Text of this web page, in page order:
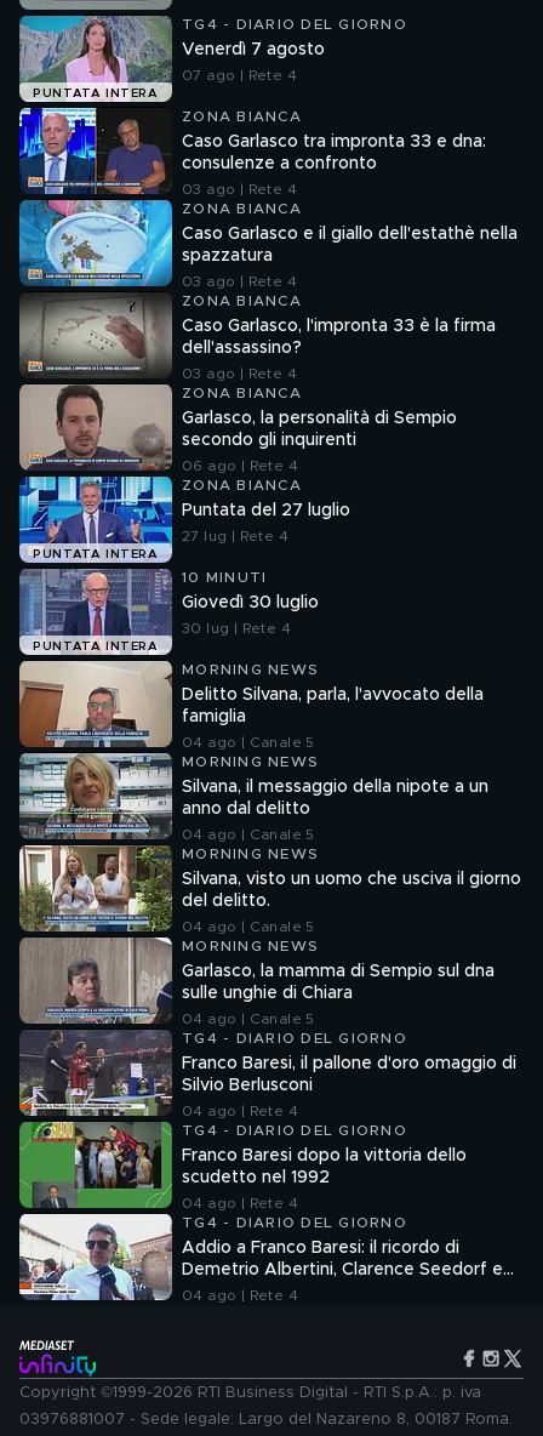
PUNTATA INTERA
TG4 - DIARIO DEL GIORNO
Venerdì 7 agosto
07 ago | Rete 4
ZONA BIANCA
Caso Garlasco tra impronta 33 e dna:
consulenze a confronto
03 ago | Rete 4
ZONA BIANCA
Caso Garlasco e il giallo dell'estathè nella
spazzatura
03 ago | Rete 4
ZONA BIANCA
Caso Garlasco, l'impronta 33 è la firma
dell'assassino?
03 ago | Rete 4
ZONA BIANCA
Garlasco, la personalità di Sempio
secondo gli inquirenti
06 ago | Rete 4
PUNTATA INTERA
ZONA BIANCA
Puntata del 27 luglio
27 lug | Rete 4
PUNTATA INTERA
10 MINUTI
Giovedì 30 luglio
30 lug | Rete 4
MORNING NEWS
Delitto Silvana, parla, l'avvocato della
famiglia
04 ago | Canale 5
MORNING NEWS
Silvana, il messaggio della nipote a un
anno dal delitto
04 ago | Canale 5
MORNING NEWS
Silvana, visto un uomo che usciva il giorno
del delitto.
04 ago | Canale 5
MORNING NEWS
Garlasco, la mamma di Sempio sul dna
sulle unghie di Chiara
04 ago | Canale 5
TG4 - DIARIO DEL GIORNO
Franco Baresi, il pallone d'oro omaggio di
Silvio Berlusconi
04 ago | Rete 4
TG4 - DIARIO DEL GIORNO
Franco Baresi dopo la vittoria dello
scudetto nel 1992
04 ago | Rete 4
TG4 - DIARIO DEL GIORNO
Addio a Franco Baresi: il ricordo di
Demetrio Albertini, Clarence Seedorf e
Giovanni Galli
04 ago | Rete 4
Copyright ©1999-2026 RTI Business Digital - RTI S.p.A.: p. iva
03976881007 - Sede legale: Largo del Nazareno 8, 00187 Roma.